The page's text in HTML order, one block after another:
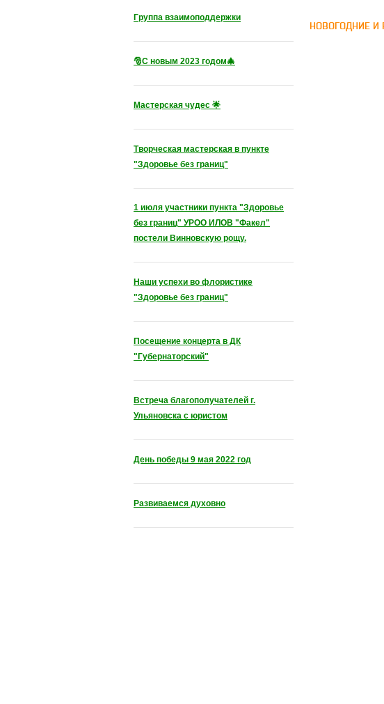
Группа взаимоподдержки
🎅С новым 2023 годом🎄
Мастерская чудес 🌟
Творческая мастерская в пункте
"Здоровье без границ"
1 июля участники пункта "Здоровье
без границ" УРОО ИЛОВ "Факел"
постели Винновскую рощу.
Наши успехи во флористике
"Здоровье без границ"
Посещение концерта в ДК
"Губернаторский"
Встреча благополучателей г.
Ульяновска с юристом
День победы 9 мая 2022 год
Развиваемся духовно
НОВОГОДНИЕ И